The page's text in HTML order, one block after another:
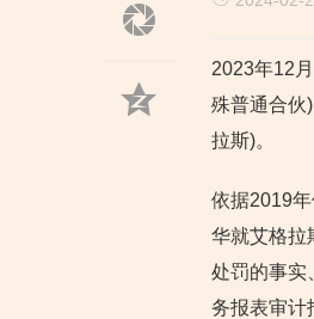
2023年12
殊普通合伙
拉斯)。
依据2019
华就艾格拉
处罚的事实
务报表审计